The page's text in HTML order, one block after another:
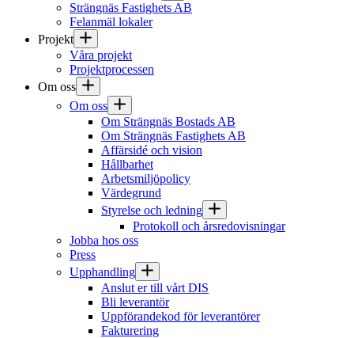
Strängnäs Fastighets AB
Felanmäl lokaler
Projekt
Våra projekt
Projektprocessen
Om oss
Om oss
Om Strängnäs Bostads AB
Om Strängnäs Fastighets AB
Affärsidé och vision
Hållbarhet
Arbetsmiljöpolicy
Värdegrund
Styrelse och ledning
Protokoll och årsredovisningar
Jobba hos oss
Press
Upphandling
Anslut er till vårt DIS
Bli leverantör
Uppförandekod för leverantörer
Fakturering